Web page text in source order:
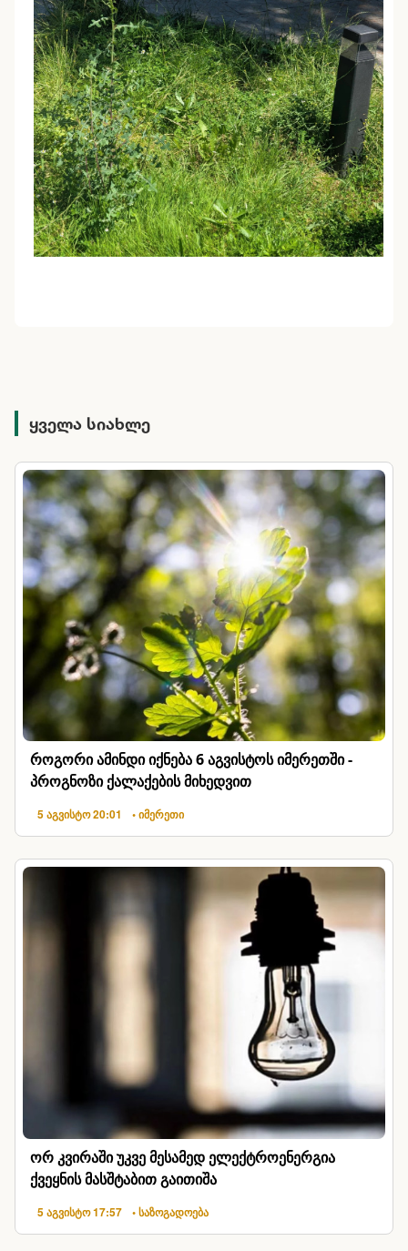
ყველა სიახლე
როგორი ამინდი იქნება 6 აგვისტოს იმერეთში -
პროგნოზი ქალაქების მიხედვით
5 აგვისტო 20:01 • იმერეთი
ორ კვირაში უკვე მესამედ ელექტროენერგია
ქვეყნის მასშტაბით გაითიშა
5 აგვისტო 17:57 • საზოგადოება